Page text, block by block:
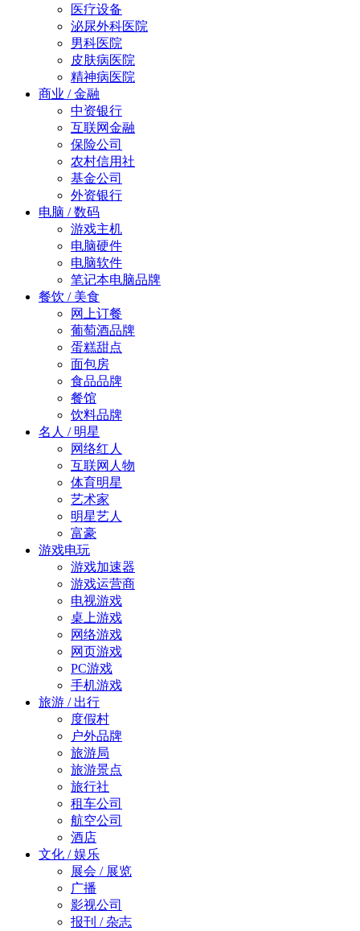
医疗设备
泌尿外科医院
男科医院
皮肤病医院
精神病医院
商业 / 金融
中资银行
互联网金融
保险公司
农村信用社
基金公司
外资银行
电脑 / 数码
游戏主机
电脑硬件
电脑软件
笔记本电脑品牌
餐饮 / 美食
网上订餐
葡萄酒品牌
蛋糕甜点
面包房
食品品牌
餐馆
饮料品牌
名人 / 明星
网络红人
互联网人物
体育明星
艺术家
明星艺人
富豪
游戏电玩
游戏加速器
游戏运营商
电视游戏
桌上游戏
网络游戏
网页游戏
PC游戏
手机游戏
旅游 / 出行
度假村
户外品牌
旅游局
旅游景点
旅行社
租车公司
航空公司
酒店
文化 / 娱乐
展会 / 展览
广播
影视公司
报刊 / 杂志